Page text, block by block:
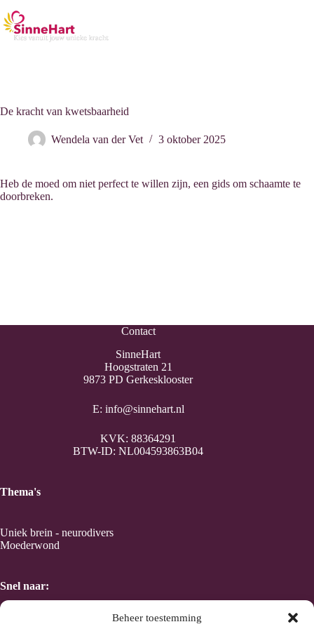
Beheer toestemming
De kracht van kwetsbaarheid
Wendela van der Vet 3 oktober 2025
Heb de moed om niet perfect te willen zijn, een gids om schaamte te
doorbreken.
Contact
SinneHart
Hoogstraten 21
9873 PD Gerkesklooster
E: info@sinnehart.nl
KVK: 88364291
BTW-ID: NL004593863B04
Thema's
Uniek brein - neurodivers
Moederwond
Snel naar: